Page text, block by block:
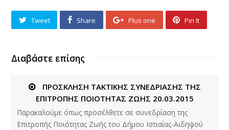
Tweet Share Plus one Pin It
Διαβάστε επίσης
ΠΡΟΣΚΛΗΣΗ ΤΑΚΤΙΚΗΣ ΣΥΝΕΔΡΙΑΣΗΣ ΤΗΣ
ΕΠΙΤΡΟΠΗΣ ΠΟΙΟΤΗΤΑΣ ΖΩΗΣ 20.03.2015
Παρακαλούμε όπως προσέλθετε σε συνεδρίαση της
Επιτροπής Ποιότητας Ζωής του Δήμου Ιστιαίας-Αιδηψού